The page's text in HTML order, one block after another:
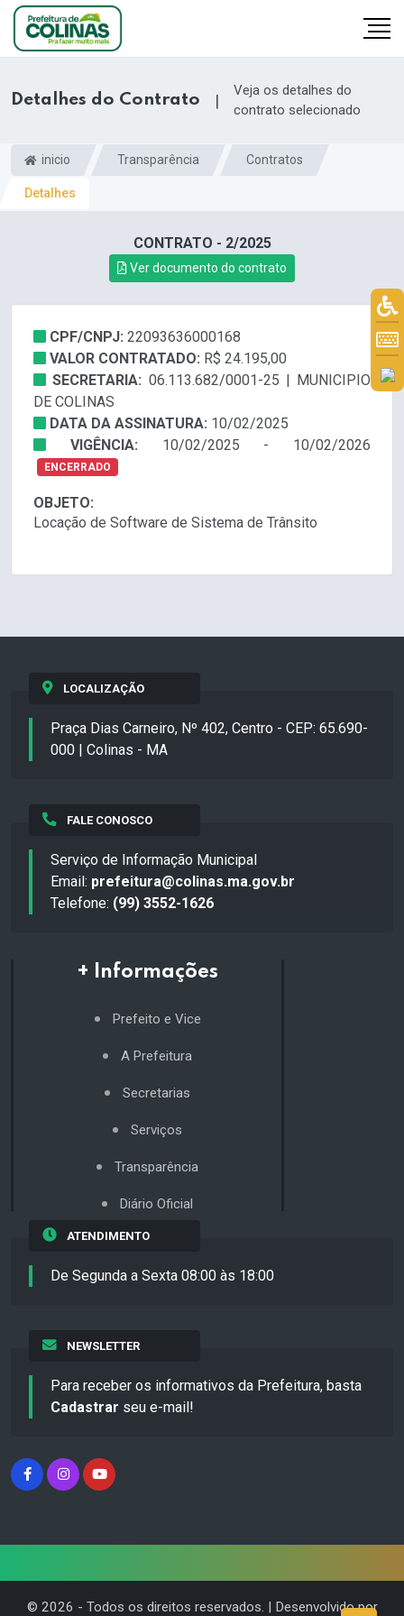
Detalhes do Contrato |
Veja os detalhes do
contrato selecionado
inicio Transparência Contratos
Detalhes
CONTRATO - 2/2025
Ver documento do contrato
CPF/CNPJ: 22093636000168
VALOR CONTRATADO: R$ 24.195,00
SECRETARIA: 06.113.682/0001-25 | MUNICIPIO
DE COLINAS
DATA DA ASSINATURA: 10/02/2025
VIGÊNCIA: 10/02/2025 - 10/02/2026
ENCERRADO
OBJETO:
Locação de Software de Sistema de Trânsito
LOCALIZAÇÃO
Praça Dias Carneiro, Nº 402, Centro - CEP: 65.690-
000 | Colinas - MA
FALE CONOSCO
Serviço de Informação Municipal
Email: prefeitura@colinas.ma.gov.br
Telefone: (99) 3552-1626
+ Informações
Prefeito e Vice
A Prefeitura
Secretarias
Serviços
Transparência
Diário Oficial
ATENDIMENTO
De Segunda a Sexta 08:00 às 18:00
NEWSLETTER
Para receber os informativos da Prefeitura, basta
Cadastrar seu e-mail!
© 2026 - Todos os direitos reservados. | Desenvolvido por